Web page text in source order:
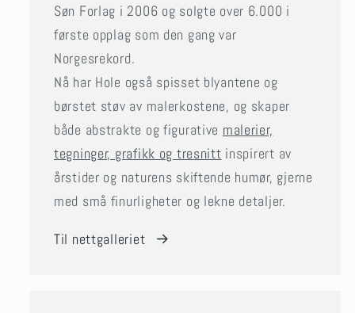
Søn Forlag i 2006 og solgte over 6.000 i
første opplag som den gang var
Norgesrekord.
Nå har Hole også spisset blyantene og
børstet støv av malerkostene, og skaper
både abstrakte og figurative malerier,
tegninger, grafikk og tresnitt inspirert av
årstider og naturens skiftende humør, gjerne
med små finurligheter og lekne detaljer.
Til nettgalleriet